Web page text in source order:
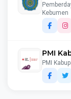
Kebumen
PMI
PMI